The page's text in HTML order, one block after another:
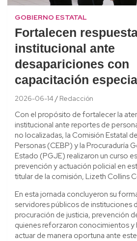
GOBIERNO ESTATAL
Fortalecen
institucional ante
desapariciones con
capacitación
2026-06-14 Redacción
Con el propósito de fortalecer la
institucional ante reportes de
no localizadas, la Comisión Estatal
Personas (CEBP) y la Procuraduría
Estado (PGJE) realizaron un curso
prevención y actuación policial en
titular de la comisión, Lizeth Collins
En esta jornada concluyeron su
servidores públicos de instituciones
procuración de justicia, prevención
quienes reforzaron conocimientos y
actuar de manera oportuna ante